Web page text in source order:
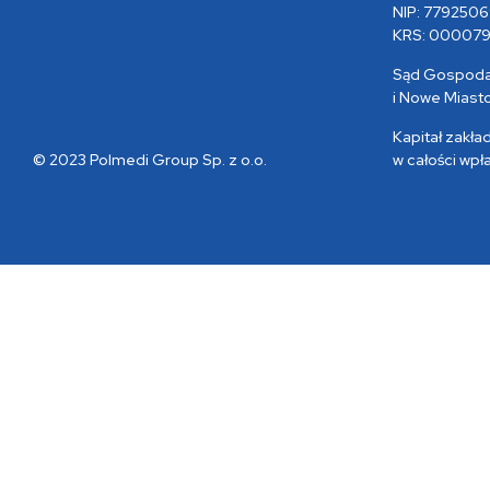
© 2023 Polmedi Group Sp. z o.o.
NIP:
KRS:
Sąd
i Nowe
Kapitał
w całości